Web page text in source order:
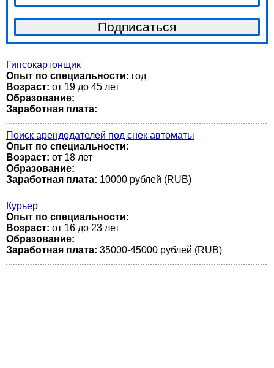
Гипсокартонщик
Опыт по специальности: год
Возраст: от 19 до 45 лет
Образование:
Заработная плата:
Поиск арендодателей под снек автоматы
Опыт по специальности:
Возраст: от 18 лет
Образование:
Заработная плата: 10000 рублей (RUB)
Курьер
Опыт по специальности:
Возраст: от 16 до 23 лет
Образование:
Заработная плата: 35000-45000 рублей (RUB)